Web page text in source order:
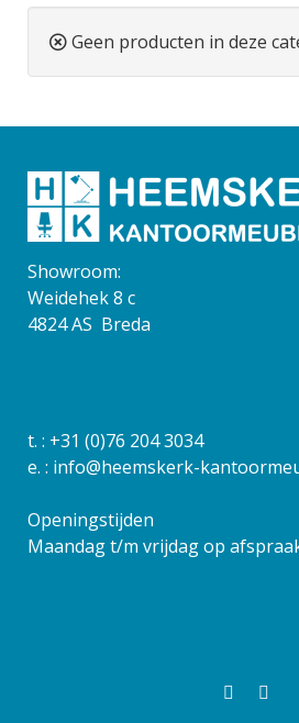
Geen producten in deze
Showroom:
Weidehek 8 c
4824 AS Breda
t. : +31 (0)76 204 3034
e. : info@heemskerk-
Openingstijden
Maandag t/m vrijdag op